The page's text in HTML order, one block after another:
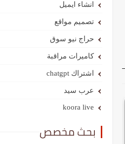
انشاء ايميل
تصميم مواقع
حراج نيو سوق
كاميرات مراقبة
اشتراك chatgpt
عرب سيد
koora live
بحث مخصص